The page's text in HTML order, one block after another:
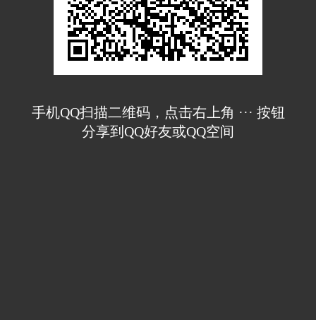
手机QQ扫描二维码，点击右上角 ··· 按钮
分享到QQ好友或QQ空间